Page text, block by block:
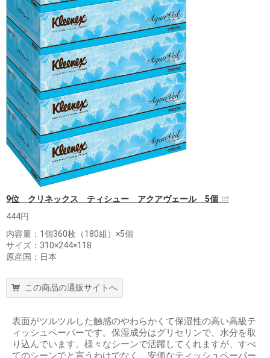
9位 クリネックス ティシュー アクアヴェール 5個
444円
内容量：1個360枚（180組）×5個
サイズ：310×244×118
原産国：日本
この商品の通販サイトへ
表面がツルツルした触感のやわらかくて保湿性の高い高級テ
ィッシュペーパーです。保湿成分はグリセリンで、水分を取
り込んでいます。様々なシーンで活躍してくれますが、すべ
てのシーンでと言うわけでなく、安価なティッシュペーパー